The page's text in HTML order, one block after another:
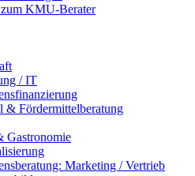
KMU-Berater
/ IT
& Fördermittelberatung
Gastronomie
Marketing / Vertrieb